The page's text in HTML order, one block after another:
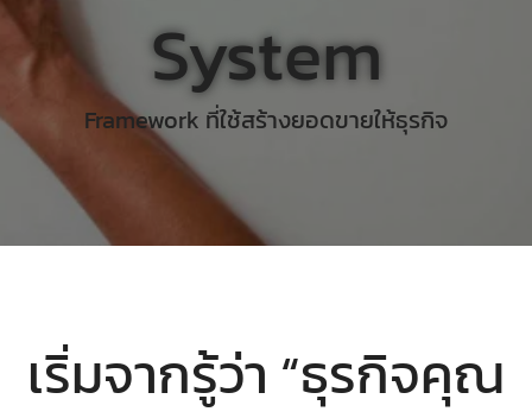
System
Framework ที่ใช้สร้างยอดขายให้ธุรกิจ
เริ่มจากรู้ว่า “ธุรกิจคุณ